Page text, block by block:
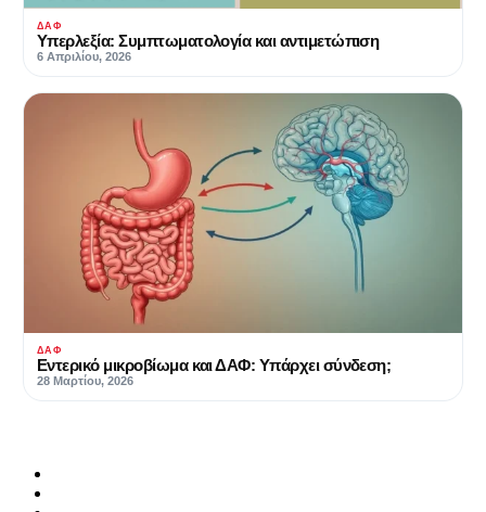
ΔΑΦ
Υπερλεξία: Συμπτωματολογία και αντιμετώπιση
6 Απριλίου, 2026
ΔΑΦ
Εντερικό μικροβίωμα και ΔΑΦ: Υπάρχει σύνδεση;
28 Μαρτίου, 2026